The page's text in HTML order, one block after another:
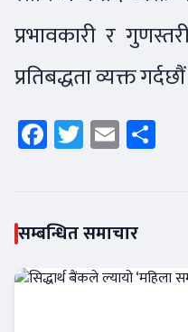
प्रभावकारी र
प्रतिबद्धता व्यक्त
Facebook
Twitter
Email
सम्बन्धित समाचार